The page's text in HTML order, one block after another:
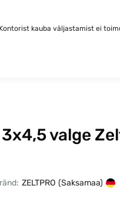
kauba väljastamist ei
valge
ZELTPRO (Saksamaa)